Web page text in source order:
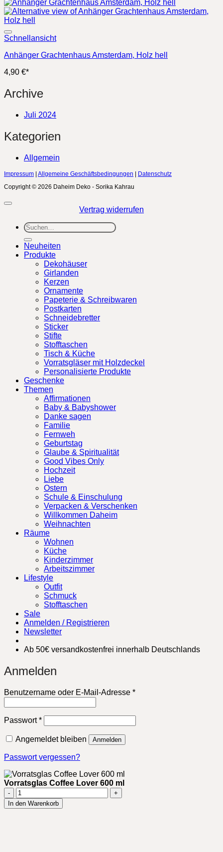
Schnellansicht
Anhänger Grachtenhaus Amsterdam, Holz hell
4,90 €*
Archive
Juli 2024
Kategorien
Allgemein
Impressum | Allgemeine Geschäftsbedingungen | Datenschutz
Copyright © 2026 Daheim Deko - Sorika Kahrau
Vertrag widerrufen
Suchen
nach:
Neuheiten
Produkte
Dekohäuser
Girlanden
Kerzen
Ornamente
Papeterie & Schreibwaren
Postkarten
Schneidebretter
Sticker
Stifte
Stofftaschen
Tisch & Küche
Vorratsgläser mit Holzdeckel
Personalisierte Produkte
Geschenke
Themen
Affirmationen
Baby & Babyshower
Danke sagen
Familie
Fernweh
Geburtstag
Glaube & Spiritualität
Good Vibes Only
Hochzeit
Liebe
Ostern
Schule & Einschulung
Verpacken & Verschenken
Willkommen Daheim
Weihnachten
Räume
Wohnen
Küche
Kinderzimmer
Arbeitszimmer
Lifestyle
Outfit
Schmuck
Stofftaschen
Sale
Anmelden / Registrieren
Newsletter
Ab 50€ versandkostenfrei innerhalb Deutschlands
Anmelden
Benutzername oder E-Mail-Adresse *Erforderlich
Passwort*Erforderlich
Angemeldet bleiben Anmelden
Passwort vergessen?
Vorratsglas Coffee Lover 600 ml
Vorratsglas
Coffee
Lover
In den Warenkorb